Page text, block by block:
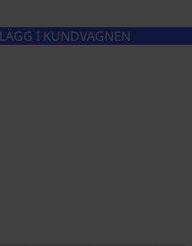
LÄGG I KUNDVAGNEN